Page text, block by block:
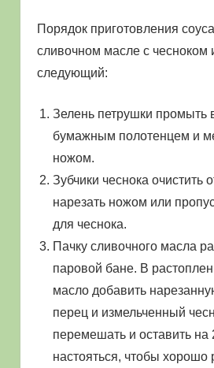
Порядок приготовления
сливочном масле с чесноком
следующий:
Зелень петрушки промыть
бумажным полотенцем и
ножом.
Зубчики чеснока очистить
нарезать ножом или
для чеснока.
Пачку сливочного масла
паровой бане. В
масло добавить
перец и измельченный
перемешать и оставить
настояться, чтобы хорошо